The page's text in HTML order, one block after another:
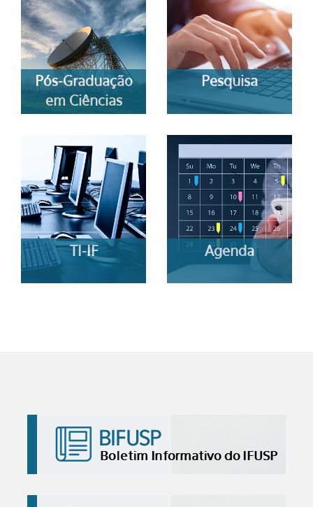
Pós-Graduação
em Ciências
Pesquisa
TI-IF Agenda